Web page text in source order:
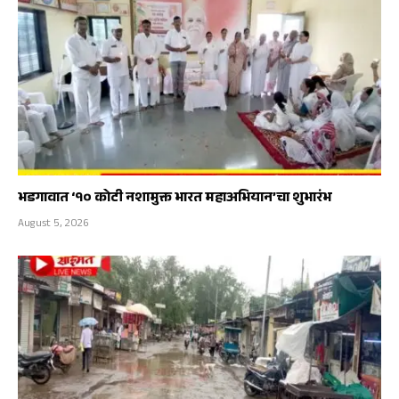
भडगावात ‘१० कोटी नशामुक्त भारत महाअभियान’चा शुभारंभ
August 5, 2026